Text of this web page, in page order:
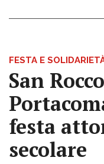
FESTA E
San
festa
secolare